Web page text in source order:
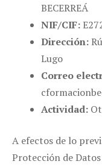
BECERREÁ
NIF/CIF:
Dirección:
Lugo
Correo
Actividad:
A efectos de lo
Protección de